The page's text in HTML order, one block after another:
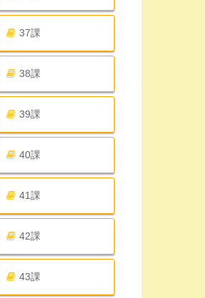
37課
38課
39課
40課
41課
42課
43課